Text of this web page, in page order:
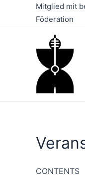
Mitglied mit
Föderation
CONTENTS